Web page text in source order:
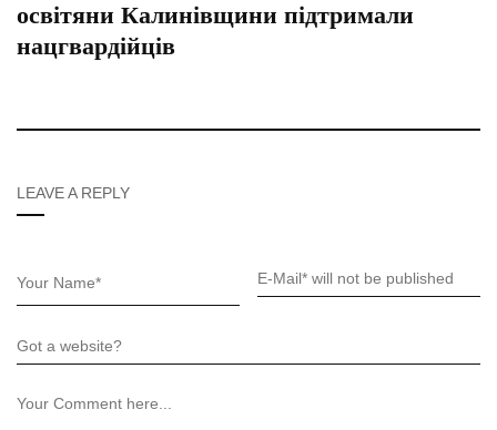
освітяни Калинівщини підтримали
нацгвардійців
LEAVE A REPLY